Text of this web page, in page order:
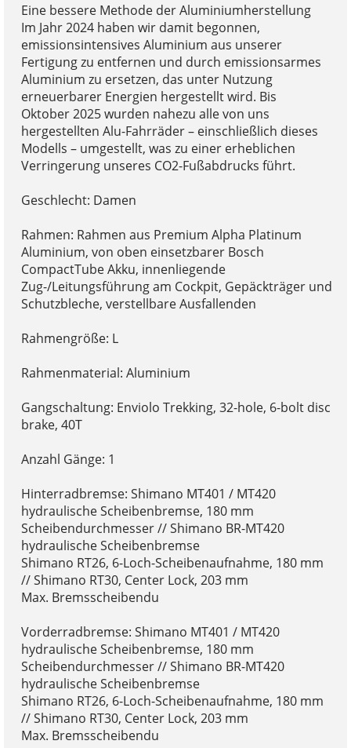
Eine bessere Methode der Aluminiumherstellung
Im Jahr 2024 haben wir damit begonnen,
emissionsintensives Aluminium aus unserer
Fertigung zu entfernen und durch emissionsarmes
Aluminium zu ersetzen, das unter Nutzung
erneuerbarer Energien hergestellt wird. Bis
Oktober 2025 wurden nahezu alle von uns
hergestellten Alu-Fahrräder – einschließlich dieses
Modells – umgestellt, was zu einer erheblichen
Verringerung unseres CO2-Fußabdrucks führt.
Geschlecht: Damen
Rahmen: Rahmen aus Premium Alpha Platinum
Aluminium, von oben einsetzbarer Bosch
CompactTube Akku, innenliegende
Zug-/Leitungsführung am Cockpit, Gepäckträger und
Schutzbleche, verstellbare Ausfallenden
Rahmengröße: L
Rahmenmaterial: Aluminium
Gangschaltung: Enviolo Trekking, 32-hole, 6-bolt disc
brake, 40T
Anzahl Gänge: 1
Hinterradbremse: Shimano MT401 / MT420
hydraulische Scheibenbremse, 180 mm
Scheibendurchmesser // Shimano BR-MT420
hydraulische Scheibenbremse
Shimano RT26, 6-Loch-Scheibenaufnahme, 180 mm
// Shimano RT30, Center Lock, 203 mm
Max. Bremsscheibendu
Vorderradbremse: Shimano MT401 / MT420
hydraulische Scheibenbremse, 180 mm
Scheibendurchmesser // Shimano BR-MT420
hydraulische Scheibenbremse
Shimano RT26, 6-Loch-Scheibenaufnahme, 180 mm
// Shimano RT30, Center Lock, 203 mm
Max. Bremsscheibendu